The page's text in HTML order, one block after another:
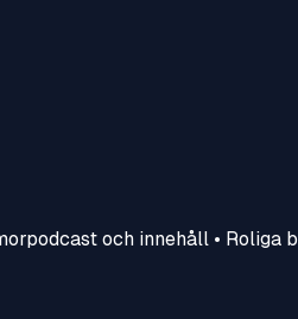
och innehåll • Roliga